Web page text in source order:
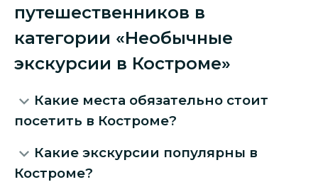
путешественников в
категории «Необычные
экскурсии в Костроме»
Какие места обязательно стоит
посетить в Костроме?
Какие экскурсии популярны в
Костроме?